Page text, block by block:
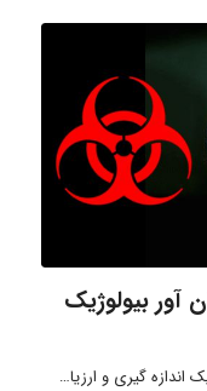
آور بیولوژیک
اندازه گیری و ارزیا…